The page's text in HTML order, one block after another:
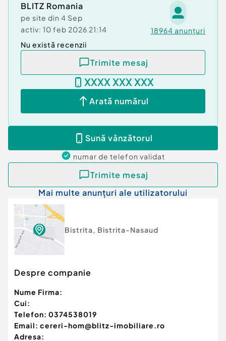
BLITZ Romania
pe site din 4 Sep
activ: 10 feb 2026 21:14 18964 anunțuri
Nu există recenzii
Trimite mesaj
XXXX XXX XXX
Arată numărul
Sună vânzătorul
numar de telefon validat
Trimite mesaj
Mai multe anunțuri ale utilizatorului
Bistrita, Bistrita-Nasaud
Despre companie
Nume Firma:
Cui:
Telefon: 0374538019
Email: cereri-hom@blitz-imobiliare.ro
Adresa: